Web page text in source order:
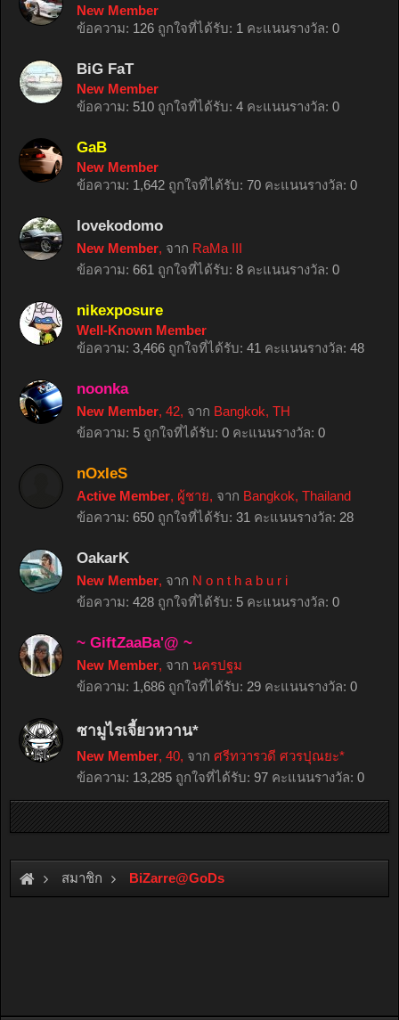
New Member
ข้อความ: 126 ถูกใจที่ได้รับ: 1 คะแนนรางวัล: 0
BiG FaT
New Member
ข้อความ: 510 ถูกใจที่ได้รับ: 4 คะแนนรางวัล: 0
GaB
New Member
ข้อความ: 1,642 ถูกใจที่ได้รับ: 70 คะแนนรางวัล: 0
lovekodomo
New Member, จาก RaMa III
ข้อความ: 661 ถูกใจที่ได้รับ: 8 คะแนนรางวัล: 0
nikexposure
Well-Known Member
ข้อความ: 3,466 ถูกใจที่ได้รับ: 41 คะแนนรางวัล: 48
noonka
New Member, 42, จาก Bangkok, TH
ข้อความ: 5 ถูกใจที่ได้รับ: 0 คะแนนรางวัล: 0
nOxIeS
Active Member, ผู้ชาย, จาก Bangkok, Thailand
ข้อความ: 650 ถูกใจที่ได้รับ: 31 คะแนนรางวัล: 28
OakarK
New Member, จาก N o n t h a b u r i
ข้อความ: 428 ถูกใจที่ได้รับ: 5 คะแนนรางวัล: 0
~ GiftZaaBa'@ ~
New Member, จาก นครปฐม
ข้อความ: 1,686 ถูกใจที่ได้รับ: 29 คะแนนรางวัล: 0
ซามูไรเจี้ยวหวาน*
New Member, 40, จาก ศรีทวารวดี ศวรปุณยะ*
ข้อความ: 13,285 ถูกใจที่ได้รับ: 97 คะแนนรางวัล: 0
สมาชิก BiZarre@GoDs